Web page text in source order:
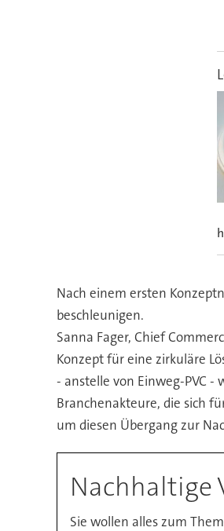
Nach einem ersten
beschleunigen.
Sanna Fager, Chief
Konzept für eine zirkuläre
- anstelle von Einweg-PVC
Branchenakteure, die sich
um diesen Übergang zur
Nachhaltige
Sie wollen alles zum